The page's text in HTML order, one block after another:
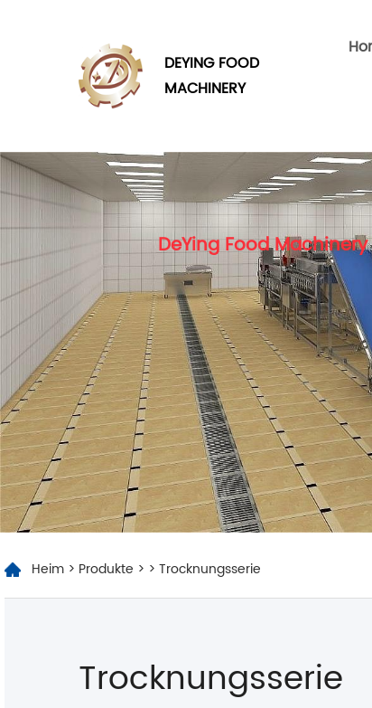
DEYING FOOD
MACHINERY
DeYing Food
Heim > Produkte > > Trocknungsserie
Trocknungsserie